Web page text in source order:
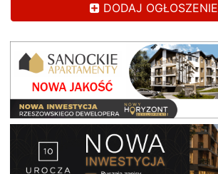
DODAJ OGŁOSZENIE